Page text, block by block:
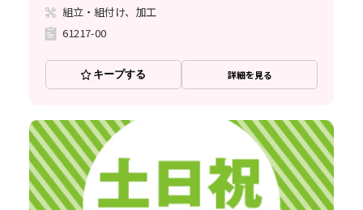
組立・組付け、加工
61217-00
キープする 詳細を見る